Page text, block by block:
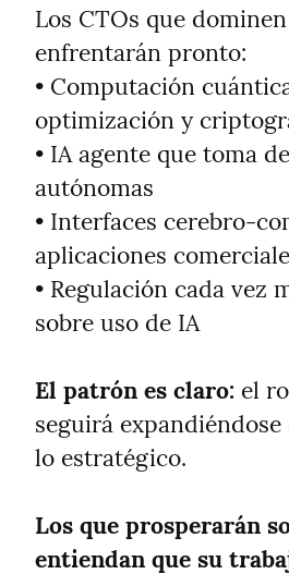
Los CTOs que
enfrentarán pronto:
• Computación
optimización y
• IA agente que toma
autónomas
• Interfaces cerebro-
aplicaciones
• Regulación cada vez
sobre uso de IA
El patrón es claro: el
seguirá
lo estratégico.
Los que prosperarán
entiendan que su